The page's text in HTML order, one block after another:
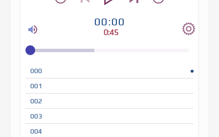
00:00
0:45
000
001
002
003
004